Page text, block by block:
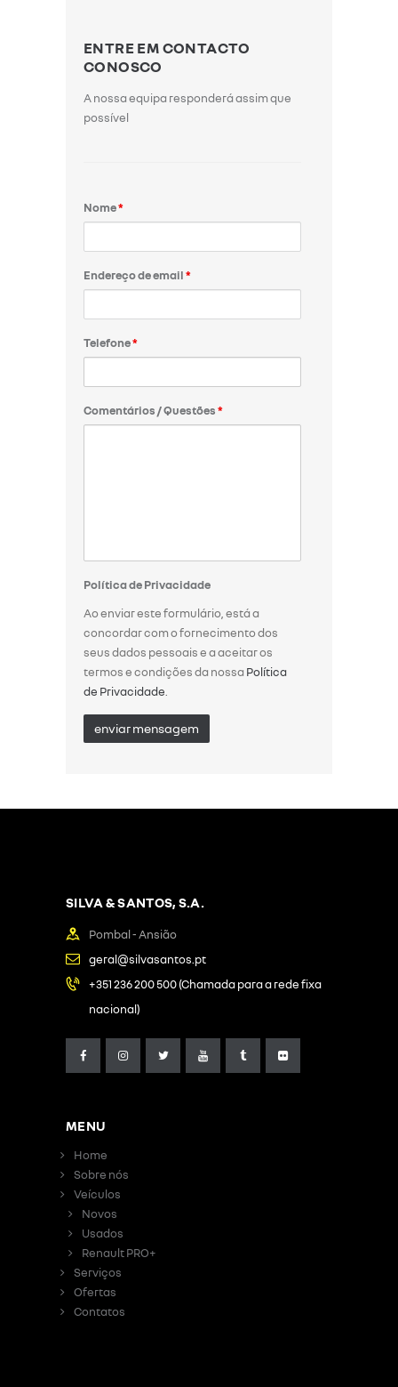
ENTRE EM CONTACTO
CONOSCO
A nossa equipa responderá assim que
possível
Nome*
Endereço de email*
Telefone*
Comentários / Questões*
Política de Privacidade
Ao enviar este formulário, está a
concordar com o fornecimento dos
seus dados pessoais e a aceitar os
termos e condições da nossa Política
de Privacidade
SILVA & SANTOS, S.A.
Pombal - Ansião
geral@silvasantos.pt
+351 236 200 500 (Chamada para a rede fixa
nacional)
MENU
Home
Sobre nós
Veículos
Novos
Usados
Renault PRO+
Serviços
Ofertas
Contatos